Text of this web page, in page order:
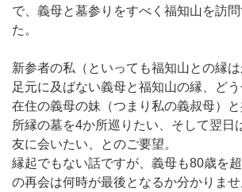
で、義母と墓参りをすべく福知山を訪
た。
新参者の私（といっても福知山との縁
足元に及ばない義母と福知山の縁、ど
在住の義母の妹（つまり私の義叔母）
所縁の墓を4か所巡りたい、そして翌日
友に会いたい、とのご要望。
縁起でもない話ですが、義母も80歳を
の再会は何時が最後となるか分かりませ